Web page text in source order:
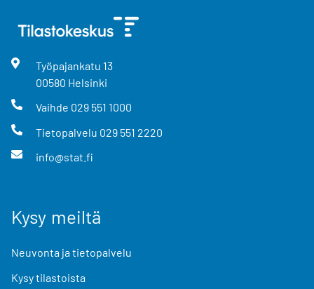
Työpajankatu 13
00580 Helsinki
Vaihde 029 551 1000
Tietopalvelu 029 551 2220
info@stat.fi
Kysy meiltä
Neuvonta ja tietopalvelu
Kysy tilastoista